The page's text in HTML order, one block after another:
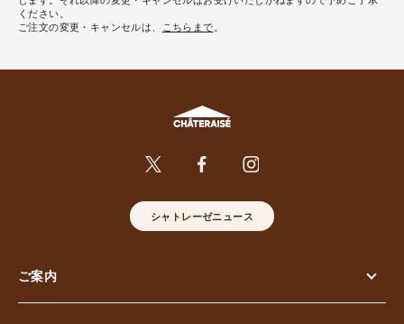
ください。
ご注文の変更・キャンセルは、
こちらまで
シャトレーゼニュース
ご案内